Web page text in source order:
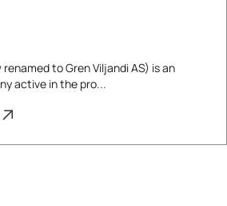
renamed to Gren Viljandi AS) is an
active in the pro...